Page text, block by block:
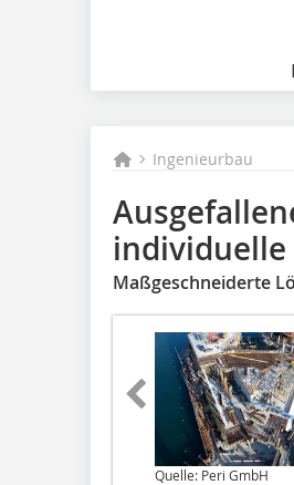
Ingenieurbau
individuelle
Maßgeschneiderte
Quelle: Peri GmbH